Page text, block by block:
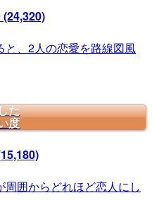
(24,320)
と、2人の恋愛を路線図風
た
度
囲からどれほど恋人にし